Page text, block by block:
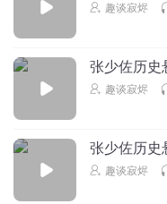
趣谈寂烬
张少佐历史
趣谈寂烬
张少佐历史
趣谈寂烬